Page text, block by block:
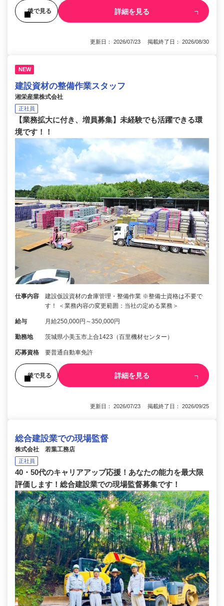
後で見る 詳細を見る
更新日： 2026/07/23 掲載終了日： 2026/08/30
NEW
建設資材の整備作業スタッフ
湘栄産業株式会社
正社員
【業務拡大に付き、増員募集】未経験でも活躍できる環
境です！！
仕事内容
建設仮設資材の倉庫管理・整備作業 ※整備士資格は不要で
す！ ＜業務内容の変更範囲：当社の定める業務＞
給与 月給250,000円～350,000円
勤務地 茨城県小美玉市上合1423（百里機材センター）
応募資格 要普通自動車免許
後で見る 詳細を見る
更新日： 2026/07/23 掲載終了日： 2026/09/25
総合建設業での現場監督
株式会社 若葉工務店
正社員
40・50代のキャリアアップ応援！あなたの能力を最大限
評価します！総合建設業での現場監督募集です！